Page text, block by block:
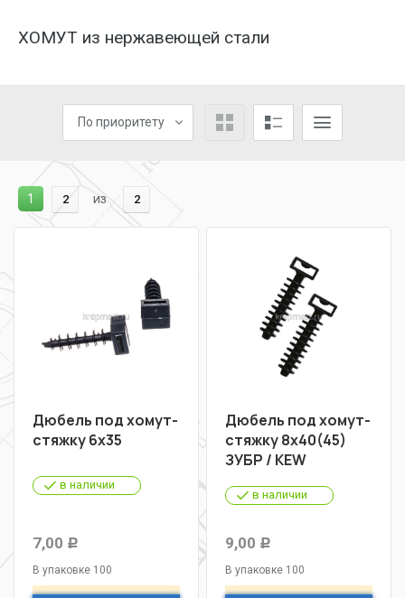
ХОМУТ из нержавеющей стали
По приоритету
1 2 из 2
Дюбель под хомут-
стяжку 6х35
в наличии
7,00 Р
В упаковке 100
Дюбель под хомут-
стяжку 8х40(45)
ЗУБР / KEW
в наличии
9,00 Р
В упаковке 100